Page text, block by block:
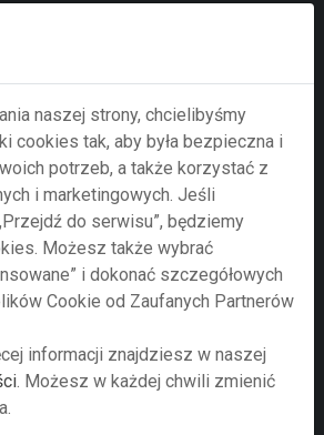
Prześlij zapytanie
wyrażają Państwo zgodę na
danych osobowych w nim
Rozwoju Regionalnego S.A. z
naszej strony, chcielibyśmy
cookies tak, aby była bezpieczna i
potrzeb, a także korzystać z
i marketingowych. Jeśli
do serwisu”, będziemy
Możesz także wybrać
i dokonać szczegółowych
Cookie od Zaufanych Partnerów
informacji znajdziesz w naszej
. Możesz w każdej chwili zmienić